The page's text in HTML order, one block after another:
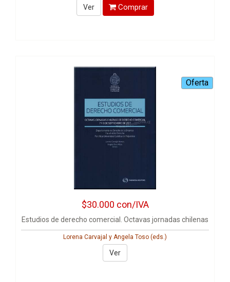
Ver Comprar
$30.000 con/IVA
Estudios de derecho comercial. Octavas jornadas chilenas
Lorena Carvajal y Angela Toso (eds.)
Ver